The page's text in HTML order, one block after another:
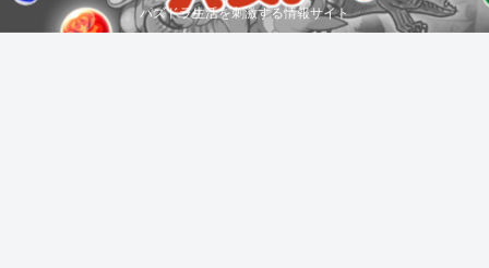
パズドラ生活を刺激する情報サイト